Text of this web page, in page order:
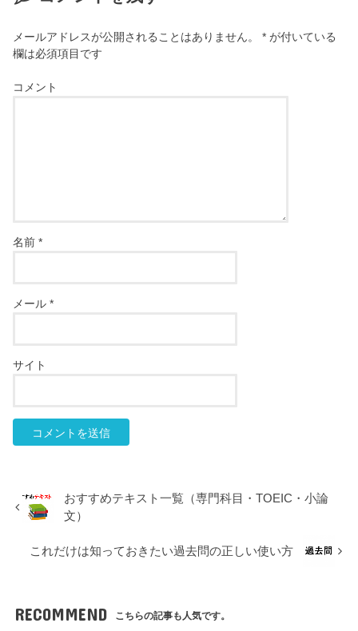
メールアドレスが公開されることはありません。 * が付いている
欄は必須項目です
コメント
名前*
メール*
サイト
おすすめテキスト一覧（専門科目・TOEIC・小論
文）
これだけは知っておきたい過去問の正しい使い方
RECOMMEND こちらの記事も人気です。